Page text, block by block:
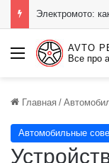
Электромото:
Menu
AVTO
Все про
Главная /
Автомобильные